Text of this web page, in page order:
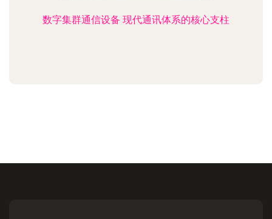
数字集群通信设备 现代通讯体系的核心支柱